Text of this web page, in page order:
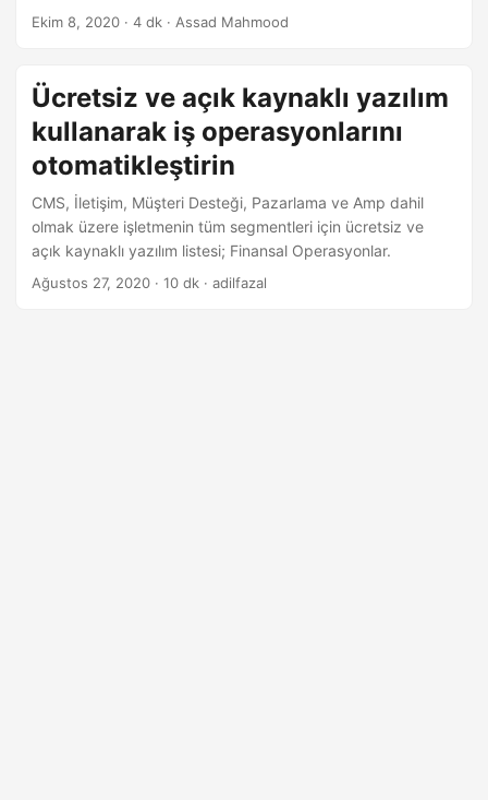
Ekim 8, 2020 · 4 dk · Assad Mahmood
Ücretsiz ve açık kaynaklı yazılım
kullanarak iş operasyonlarını
otomatikleştirin
CMS, İletişim, Müşteri Desteği, Pazarlama ve Amp dahil
olmak üzere işletmenin tüm segmentleri için ücretsiz ve
açık kaynaklı yazılım listesi; Finansal Operasyonlar.
Ağustos 27, 2020 · 10 dk · adilfazal